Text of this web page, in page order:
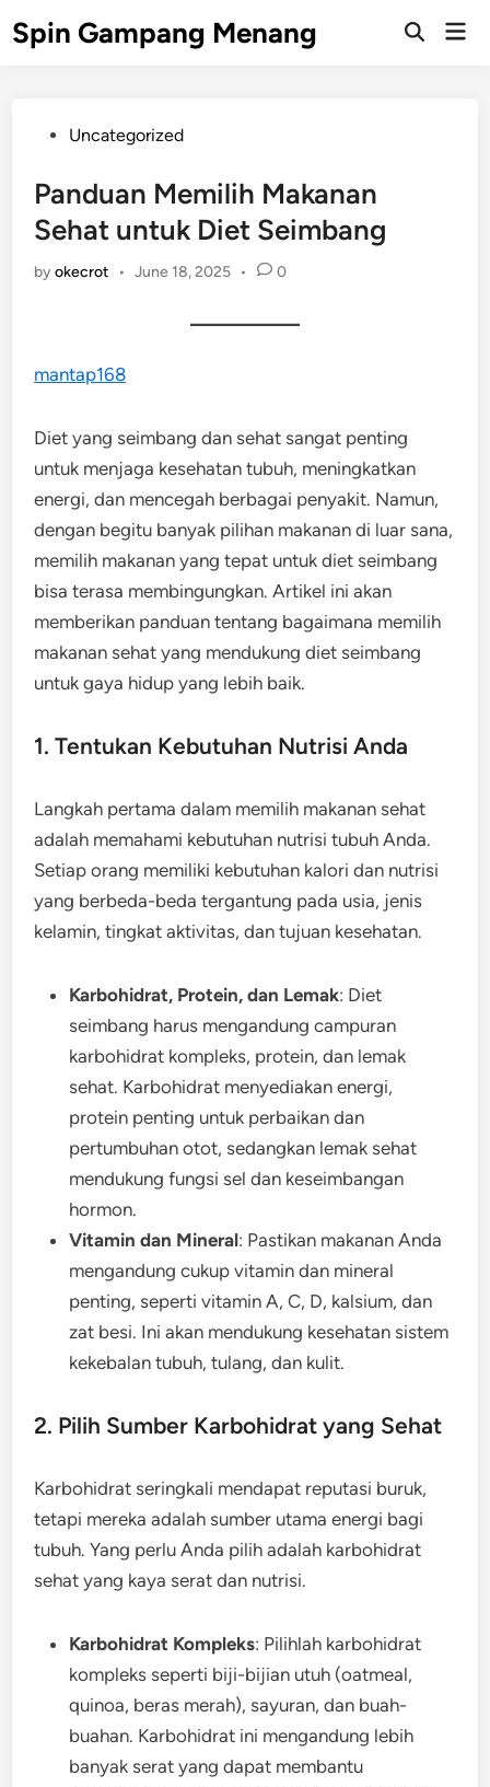
toSpin Gampang Menang
Open
PostedUncategorized
Panduan Memilih Makanan
Sehat untuk Diet Seimbang
byokecrot • June 18, 2025 • 0
mantap168
Diet yang seimbang dan sehat sangat penting
untuk menjaga kesehatan tubuh, meningkatkan
energi, dan mencegah berbagai penyakit. Namun,
dengan begitu banyak pilihan makanan di luar sana,
memilih makanan yang tepat untuk diet seimbang
bisa terasa membingungkan. Artikel ini akan
memberikan panduan tentang bagaimana memilih
makanan sehat yang mendukung diet seimbang
untuk gaya hidup yang lebih baik.
1. Tentukan Kebutuhan Nutrisi Anda
Langkah pertama dalam memilih makanan sehat
adalah memahami kebutuhan nutrisi tubuh Anda.
Setiap orang memiliki kebutuhan kalori dan nutrisi
yang berbeda-beda tergantung pada usia, jenis
kelamin, tingkat aktivitas, dan tujuan kesehatan.
Karbohidrat, Protein, dan Lemak: Diet
seimbang harus mengandung campuran
karbohidrat kompleks, protein, dan lemak
sehat. Karbohidrat menyediakan energi,
protein penting untuk perbaikan dan
pertumbuhan otot, sedangkan lemak sehat
mendukung fungsi sel dan keseimbangan
hormon.
Vitamin dan Mineral: Pastikan makanan Anda
mengandung cukup vitamin dan mineral
penting, seperti vitamin A, C, D, kalsium, dan
zat besi. Ini akan mendukung kesehatan sistem
kekebalan tubuh, tulang, dan kulit.
2. Pilih Sumber Karbohidrat yang Sehat
Karbohidrat seringkali mendapat reputasi buruk,
tetapi mereka adalah sumber utama energi bagi
tubuh. Yang perlu Anda pilih adalah karbohidrat
sehat yang kaya serat dan nutrisi.
Karbohidrat Kompleks: Pilihlah karbohidrat
kompleks seperti biji-bijian utuh (oatmeal,
quinoa, beras merah), sayuran, dan buah-
buahan. Karbohidrat ini mengandung lebih
banyak serat yang dapat membantu